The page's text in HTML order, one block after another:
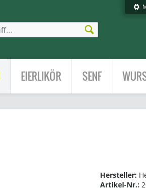
EIERLIKÖR SENF
Hersteller:
Artikel-Nr.: